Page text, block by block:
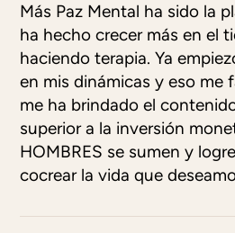
Más Paz Mental ha sido la
ha hecho crecer más en el
haciendo terapia. Ya
en mis dinámicas y eso me
me ha brindado el
superior a la inversión
HOMBRES se sumen y
cocrear la vida que